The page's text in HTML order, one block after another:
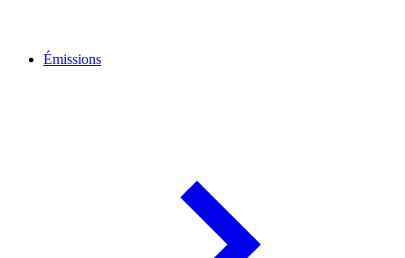
Émissions